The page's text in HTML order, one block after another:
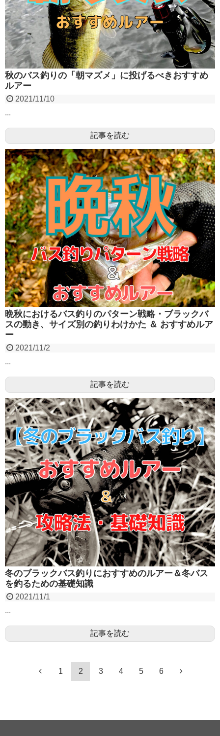
秋のバス釣りの「朝マズメ」に投げるべきおすすめ
ルアー
2021/11/10
...
記事を読む
晩秋におけるバス釣りのパターン戦略・ブラックバ
スの動き、サイズ別の釣りわけかた ＆ おすすめルア
ー
2021/11/2
...
記事を読む
冬のブラックバス釣りにおすすめのルアー＆冬バス
を釣るための基礎知識
2021/11/1
...
記事を読む
1 2 3 4 5 6